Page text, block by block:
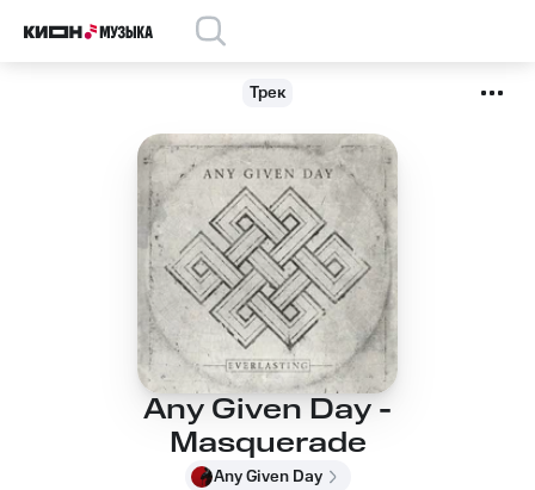
Трек
Any Given Day -
Masquerade
Any Given Day